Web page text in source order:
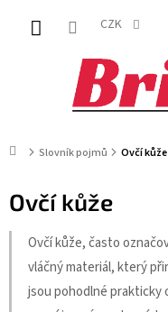
obsah
CZK
Domů
Slovník pojmů Ovčí kůže
Ovčí kůže
Ovčí kůže, často
vláčný materiál, který
jsou pohodlné prakticky